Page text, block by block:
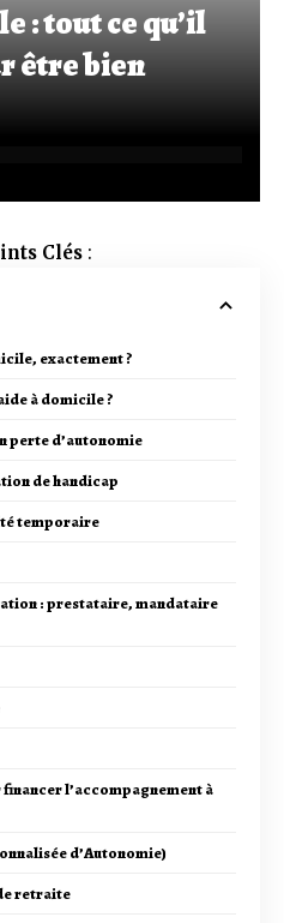
: tout ce qu’il
être bien
Clés :
exactement ?
à domicile ?
perte d’autonomie
de handicap
temporaire
: prestataire, mandataire
l’accompagnement à
d’Autonomie)
retraite